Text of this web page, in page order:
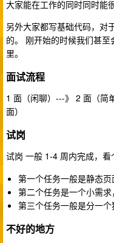
大家能在工作的同时同时能
另外大家都写基础代码，对
的。 刚开始的时候我们甚
里。
面试流程
1 面（闲聊）---》 2 面（简
面）
试岗
试岗 一般 1-4 周内完成，看
第一个任务一般是静态页
第二个任务是一个小需
第三个任务一般是分一
不好的地方